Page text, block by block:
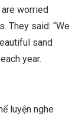
worried
They said: “We
sand
year.
luyện nghe